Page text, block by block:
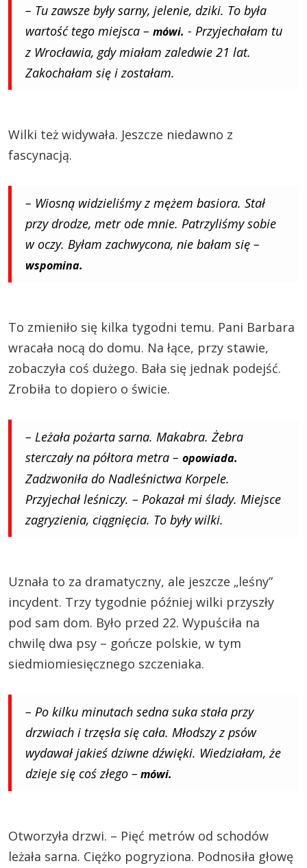
– Tu zawsze były sarny, jelenie, dziki. To była
wartość tego miejsca – mówi. - Przyjechałam tu
z Wrocławia, gdy miałam zaledwie 21 lat.
Zakochałam się i zostałam.
Wilki też widywała. Jeszcze niedawno z
fascynacją.
– Wiosną widzieliśmy z mężem basiora. Stał
przy drodze, metr ode mnie. Patrzyliśmy sobie
w oczy. Byłam zachwycona, nie bałam się –
wspomina.
To zmieniło się kilka tygodni temu. Pani Barbara
wracała nocą do domu. Na łące, przy stawie,
zobaczyła coś dużego. Bała się jednak podejść.
Zrobiła to dopiero o świcie.
– Leżała pożarta sarna. Makabra. Żebra
sterczały na półtora metra – opowiada.
Zadzwoniła do Nadleśnictwa Korpele.
Przyjechał leśniczy. – Pokazał mi ślady. Miejsce
zagryzienia, ciągnięcia. To były wilki.
Uznała to za dramatyczny, ale jeszcze „leśny”
incydent. Trzy tygodnie później wilki przyszły
pod sam dom. Było przed 22. Wypuściła na
chwilę dwa psy – gończe polskie, w tym
siedmiomiesięcznego szczeniaka.
– Po kilku minutach sedna suka stała przy
drzwiach i trzęsła się cała. Młodszy z psów
wydawał jakieś dziwne dźwięki. Wiedziałam, że
dzieje się coś złego – mówi.
Otworzyła drzwi. – Pięć metrów od schodów
leżała sarna. Ciężko pogryziona. Podnosiła głowę